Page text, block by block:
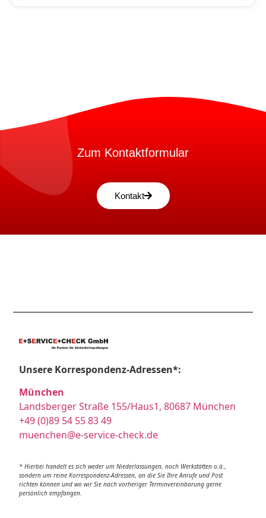
Zum Kontaktformular
Kontakt
Unsere Korrespondenz-Adressen*:
München
Landsberger Straße 155/Haus1, 80687 München
+49 (0)89 54 55 83 49
muenchen@e-service-check.de
* Hierbei handelt es sich weder um Niederlassungen, noch Werkstätten o.ä.,
sondern um reine Korrespondenz-Adressen, an die Sie Ihre Anrufe und Post
richten können und wo wir Sie nach vorheriger Terminvereinbarung gerne
persönlich empfangen.